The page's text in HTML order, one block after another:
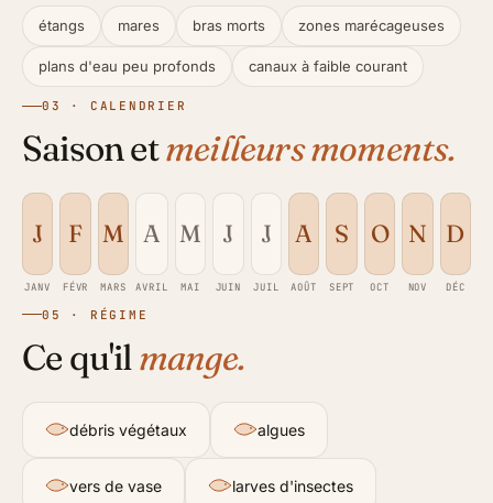
étangs mares bras morts zones marécageuses
plans d'eau peu profonds canaux à faible courant
03 · CALENDRIER
Saison etmeilleurs moments.
J
JANV
F
FÉVR
M
MARS
A
AVRIL
M
MAI
J
JUIN
J
JUIL
A
AOÛT
S
SEPT
O
OCT
N
NOV
D
DÉC
05 · RÉGIME
Ce qu'il mange.
débris végétaux algues
vers de vase larves d'insectes